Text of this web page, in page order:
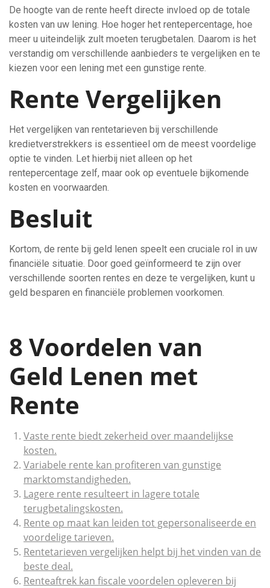
De hoogte van de rente heeft directe invloed op de totale
kosten van uw lening. Hoe hoger het rentepercentage, hoe
meer u uiteindelijk zult moeten terugbetalen. Daarom is het
verstandig om verschillende aanbieders te vergelijken en te
kiezen voor een lening met een gunstige rente.
Rente Vergelijken
Het vergelijken van rentetarieven bij verschillende
kredietverstrekkers is essentieel om de meest voordelige
optie te vinden. Let hierbij niet alleen op het
rentepercentage zelf, maar ook op eventuele bijkomende
kosten en voorwaarden.
Besluit
Kortom, de rente bij geld lenen speelt een cruciale rol in uw
financiële situatie. Door goed geïnformeerd te zijn over
verschillende soorten rentes en deze te vergelijken, kunt u
geld besparen en financiële problemen voorkomen.
8 Voordelen van
Geld Lenen met
Rente
Vaste rente biedt zekerheid over maandelijkse
kosten.
Variabele rente kan profiteren van gunstige
marktomstandigheden.
Lagere rente resulteert in lagere totale
terugbetalingskosten.
Rente op maat kan leiden tot gepersonaliseerde en
voordelige tarieven.
Rentetarieven vergelijken helpt bij het vinden van de
beste deal.
Renteaftrek kan fiscale voordelen opleveren bij